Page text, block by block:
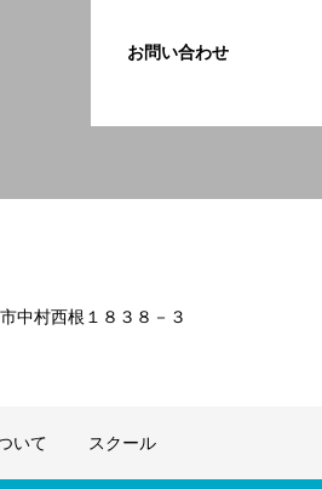
お問い合わせ
中村西根１８３８－３
いて スクール